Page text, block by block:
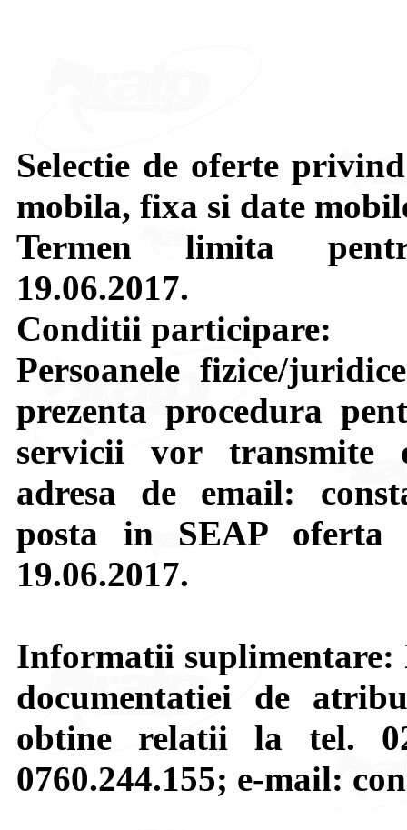
Selectie de oferte
mobila, fixa si date
Termen limita
19.06.2017.
Conditii participare:
Persoanele fizice/
prezenta procedura
servicii vor transmite
adresa de email:
posta in SEAP
19.06.2017.
Informatii suplimentare:
documentatiei de
obtine relatii la tel.
0760.244.155; e-mail: